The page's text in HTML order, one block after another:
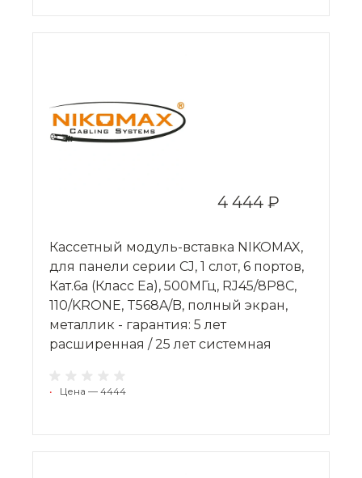
4 444 ₽
Кассетный модуль-вставка NIKOMAX,
для панели серии CJ, 1 слот, 6 портов,
Кат.6a (Класс Ea), 500МГц, RJ45/8P8C,
110/KRONE, T568A/B, полный экран,
металлик - гарантия: 5 лет
расширенная / 25 лет системная
• Цена — 4444